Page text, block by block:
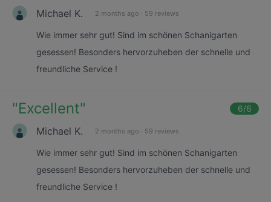
Michael K. 2 months ago · 59 reviews
Wie immer sehr gut! Sind im schönen Schanigarten
gesessen! Besonders hervorzuheben der schnelle und
freundliche Service !
"Excellent" 6/6
Michael K. 2 months ago · 59 reviews
Wie immer sehr gut! Sind im schönen Schanigarten
gesessen! Besonders hervorzuheben der schnelle und
freundliche Service !